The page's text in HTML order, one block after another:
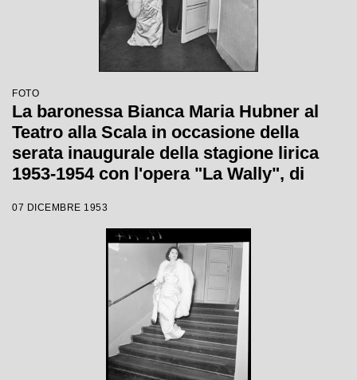
FOTO
La baronessa Bianca Maria Hubner al
Teatro alla Scala in occasione della
serata inaugurale della stagione lirica
1953-1954 con l'opera "La Wally", di
Giulini, con la regia di Tatiana Pavlova
07 DICEMBRE 1953